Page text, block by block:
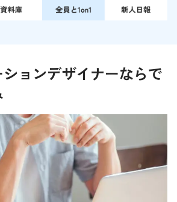
ョンデザイナーならで